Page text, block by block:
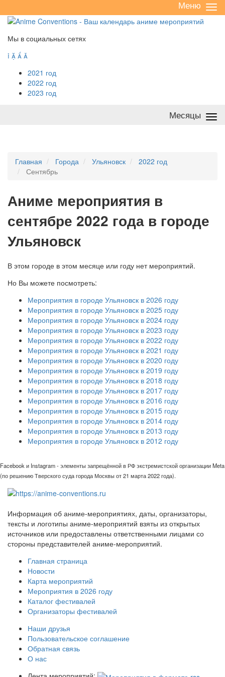
/
Меню
Мы в социальных сетях
   
2021 год
2022 год
2023 год
Месяцы
Главная Города Ульяновск
2022 год
Сентябрь
Аниме мероприятия в
сентябре 2022 года в городе
Ульяновск
В этом городе в этом месяце или году нет мероприятий.
Но Вы можете посмотреть:
Мероприятия в городе Ульяновск в 2026 году
Мероприятия в городе Ульяновск в 2025 году
Мероприятия в городе Ульяновск в 2024 году
Мероприятия в городе Ульяновск в 2023 году
Мероприятия в городе Ульяновск в 2022 году
Мероприятия в городе Ульяновск в 2021 году
Мероприятия в городе Ульяновск в 2020 году
Мероприятия в городе Ульяновск в 2019 году
Мероприятия в городе Ульяновск в 2018 году
Мероприятия в городе Ульяновск в 2017 году
Мероприятия в городе Ульяновск в 2016 году
Мероприятия в городе Ульяновск в 2015 году
Мероприятия в городе Ульяновск в 2014 году
Мероприятия в городе Ульяновск в 2013 году
Мероприятия в городе Ульяновск в 2012 году
Facebook и Instagram - элементы запрещённой в РФ экстремистской организации Meta
(по решению Тверского суда города Москвы от 21 марта 2022 года).
Информация об аниме-мероприятиях, даты, организаторы,
тексты и логотипы аниме-мероприятий взяты из открытых
источников или предоставлены ответственными лицами со
стороны представителей аниме-мероприятий.
Главная страница
Новости
Карта мероприятий
Мероприятия в 2026 году
Каталог фестивалей
Организаторы фестивалей
Наши друзья
Пользовательское соглашение
Обратная связь
О нас